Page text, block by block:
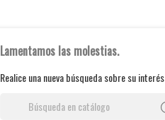
Lamentamos las molestias.
Realice una nueva búsqueda sobre su interés